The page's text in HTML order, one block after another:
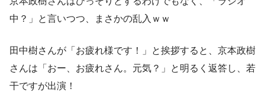
中？」と言いつつ、まさかの乱入ｗｗ
田中樹さんが「お疲れ様です！」と挨拶すると、京本政樹
さんは「おー、お疲れさん。元気？」と明るく返答し、若
干ですが出演！